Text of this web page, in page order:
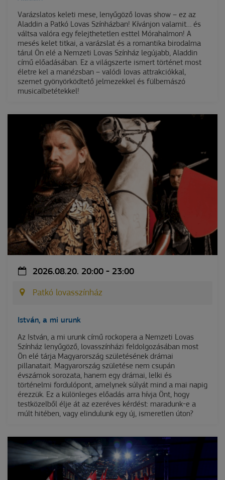
Varázslatos keleti mese, lenyűgöző lovas show – ez az
Aladdin a Patkó Lovas Színházban! Kívánjon valamit… és
váltsa valóra egy felejthetetlen esttel Mórahalmon! A
mesés kelet titkai, a varázslat és a romantika birodalma
tárul Ön elé a Nemzeti Lovas Színház legújabb, Aladdin
című előadásában. Ez a világszerte ismert történet most
életre kel a manézsban – valódi lovas attrakciókkal,
szemet gyönyörködtető jelmezekkel és fülbemászó
musicalbetétekkel!
2026.08.20. 20:00 - 23:00
Patkó lovasszínház
István, a mi urunk
Az István, a mi urunk című rockopera a Nemzeti Lovas
Színház lenyűgöző, lovasszínházi feldolgozásában most
Ön elé tárja Magyarország születésének drámai
pillanatait. Magyarország születése nem csupán
évszámok sorozata, hanem egy drámai, lelki és
történelmi fordulópont, amelynek súlyát mind a mai napig
érezzük. Ez a különleges előadás arra hívja Önt, hogy
testközelből élje át az ezeréves kérdést: maradunk-e a
múlt hitében, vagy elindulunk egy új, ismeretlen úton?